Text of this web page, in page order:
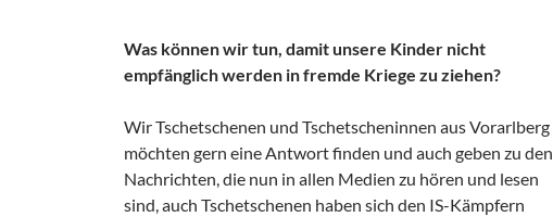
Was können wir tun, damit unsere Kinder nicht
empfänglich werden in fremde Kriege zu ziehen?
Wir Tschetschenen und Tschetscheninnen aus Vorarlberg
möchten gern eine Antwort finden und auch geben zu den
Nachrichten, die nun in allen Medien zu hören und lesen
sind, auch Tschetschenen haben sich den IS-Kämpfern